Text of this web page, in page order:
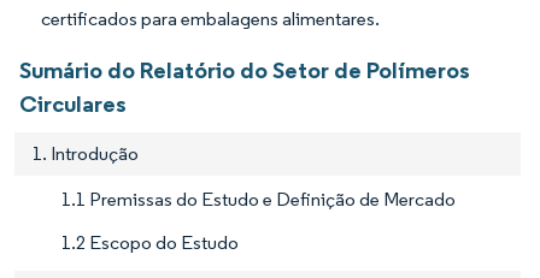
certificados para embalagens alimentares.
Sumário do Relatório do Setor de Polímeros
Circulares
1. Introdução
1.1 Premissas do Estudo e Definição de Mercado
1.2 Escopo do Estudo